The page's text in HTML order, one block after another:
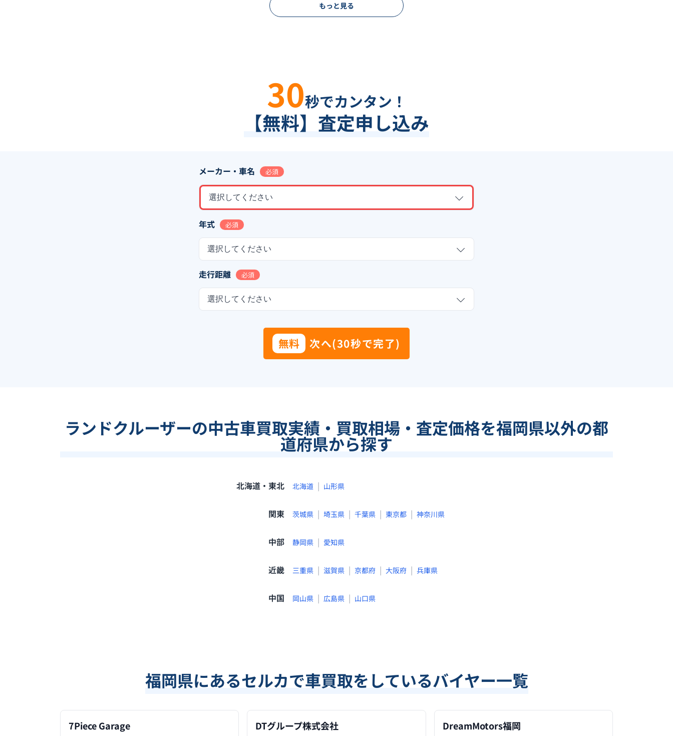
もっと見る
30秒でカンタン！
【無料】査定申し込み
メーカー・車名 必須
選択してください
年式 必須
選択してください
走行距離 必須
選択してください
無料 次へ(30秒で完了)
ランドクルーザーの中古車買取実績・買取相場・査定価格を福岡県以外の都
道府県から探す
北海道・東北 北海道 | 山形県
関東 茨城県 | 埼玉県 | 千葉県 | 東京都 | 神奈川県
中部 静岡県 | 愛知県
近畿 三重県 | 滋賀県 | 京都府 | 大阪府 | 兵庫県
中国 岡山県 | 広島県 | 山口県
福岡県にあるセルカで車買取をしているバイヤー一覧
7Piece Garage DTグループ株式会社 DreamMotors福岡